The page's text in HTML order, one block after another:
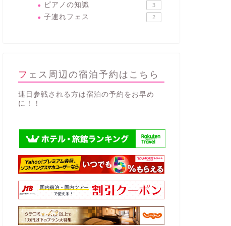
ピアノの知識 3
子連れフェス 2
フェス周辺の宿泊予約はこちら
連日参戦される方は宿泊の予約をお早め
に！！